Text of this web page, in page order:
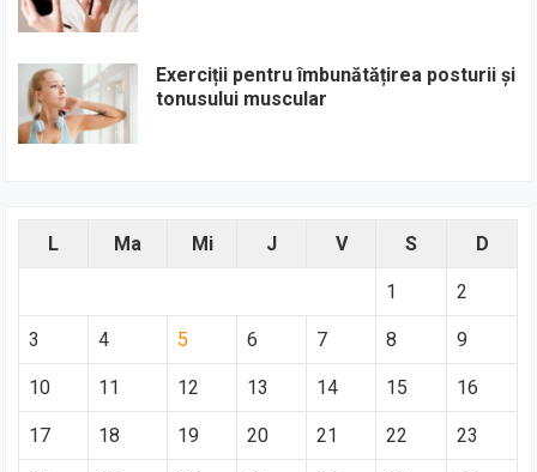
Exerciții pentru îmbunătățirea posturii și
tonusului muscular
L Ma Mi J V S D
1 2
3 4 5 6 7 8 9
10 11 12 13 14 15 16
17 18 19 20 21 22 23